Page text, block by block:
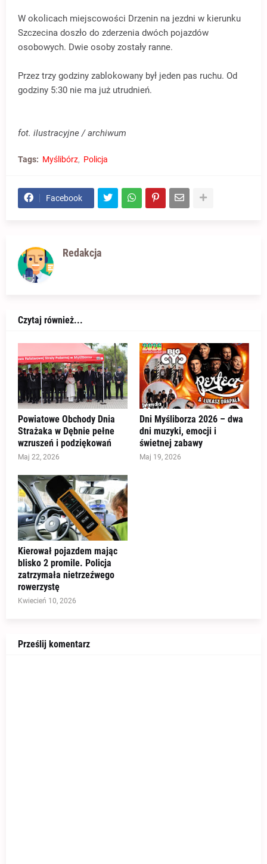
W okolicach miejscowości Drzenin na jezdni w kierunku
Szczecina doszło do zderzenia dwóch pojazdów
osobowych. Dwie osoby zostały ranne.
Przez trzy godziny zablokowany był jeden pas ruchu. Od
godziny 5:30 nie ma już utrudnień.
fot. ilustracyjne / archiwum
Tags: Myślibórz Policja
Facebook
Redakcja
Czytaj również...
Powiatowe Obchody Dnia
Strażaka w Dębnie pełne
wzruszeń i podziękowań
Maj 22, 2026
Dni Myśliborza 2026 – dwa
dni muzyki, emocji i
świetnej zabawy
Maj 19, 2026
Kierował pojazdem mając
blisko 2 promile. Policja
zatrzymała nietrzeźwego
rowerzystę
Kwiecień 10, 2026
Prześlij komentarz